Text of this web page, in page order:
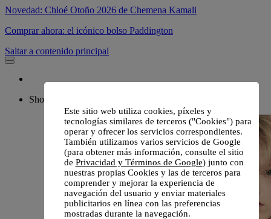
Novedad: Chloé Otoño 2026 de Chemena Kamali
Comprar ahora: el icónico bolso Paddington
Saltar a contenido principal
Shop
Este sitio web utiliza cookies, píxeles y
tecnologías similares de terceros ("Cookies") para
operar y ofrecer los servicios correspondientes.
También utilizamos varios servicios de Google
(para obtener más información, consulte el sitio
de Privacidad y Términos de Google) junto con
nuestras propias Cookies y las de terceros para
comprender y mejorar la experiencia de
navegación del usuario y enviar materiales
publicitarios en línea con las preferencias
mostradas durante la navegación.